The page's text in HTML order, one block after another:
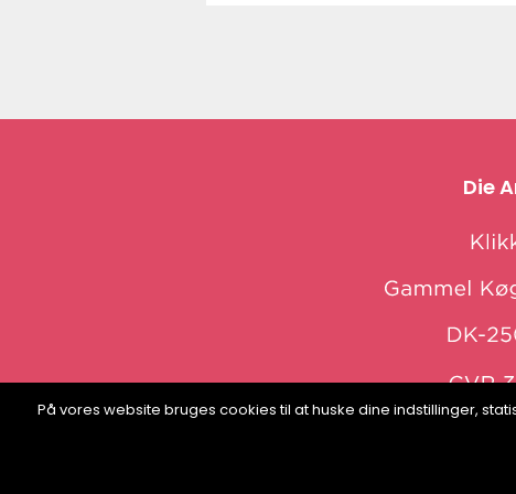
Die
web:
På vores website bruges cookies til at huske dine indstillinger,